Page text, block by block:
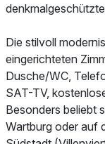
Die stilvoll
eingerichteten
Dusche/WC,
SAT-TV,
Besonders beliebt
Wartburg oder auf